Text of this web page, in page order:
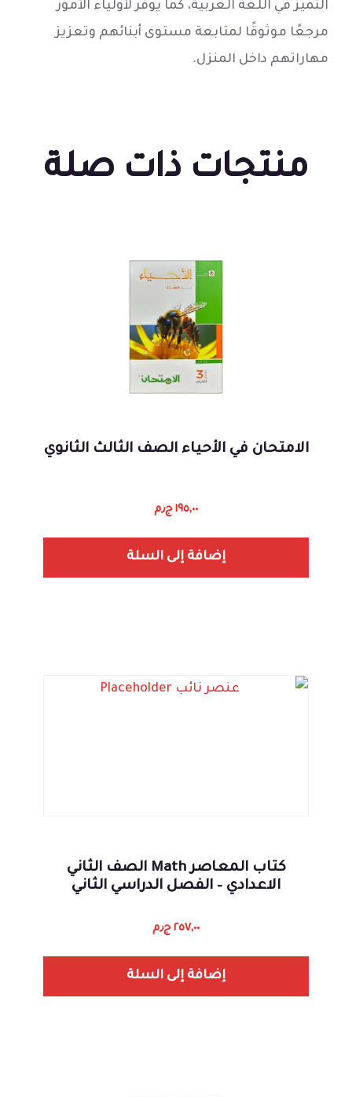
التميز في اللغة العربية، كما يوفّر لأولياء الأمور
مرجعًا موثوقًا لمتابعة مستوى أبنائهم وتعزيز
مهاراتهم داخل المنزل.
منتجات ذات صلة
الامتحان في الأحياء الصف الثالث الثانوي
١٩٥,٠٠ ج٫م
إضافة إلى السلة
كتاب المعاصر Math الصف الثاني
الاعدادي – الفصل الدراسي الثاني
٢٥٧,٠٠ ج٫م
إضافة إلى السلة